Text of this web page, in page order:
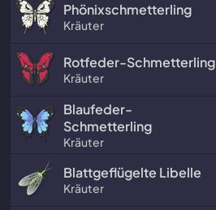
Phönixschmetterling
Kräuter
Rotfeder-Schmetterling
Kräuter
Blaufeder-
Schmetterling
Kräuter
Blattgeflügelte Libelle
Kräuter